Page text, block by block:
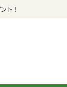
ト！